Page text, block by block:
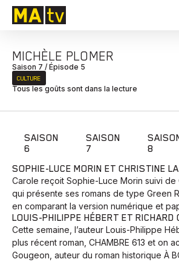
MICHÈLE PLOMER
Saison 7 / Épisode 5
CULTURE
Tous les goûts sont dans la lecture
SAISON
6
SAISON
7
8
SOPHIE-LUCE MORIN ET CHRISTINE
Carole reçoit Sophie-Luce Morin suivi de
qui présente ses romans de type Green
en comparant la version numérique et
LOUIS-PHILIPPE HÉBERT ET RICHARD
Cette semaine, l’auteur Louis-Philippe
plus récent roman, CHAMBRE 613 et on
Gougeon, auteur du roman historique À